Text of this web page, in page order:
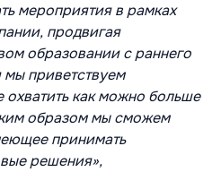
мероприятия в рамках
продвигая
образовании с раннего
мы приветствуем
как можно больше
образом мы сможем
принимать
решения»,